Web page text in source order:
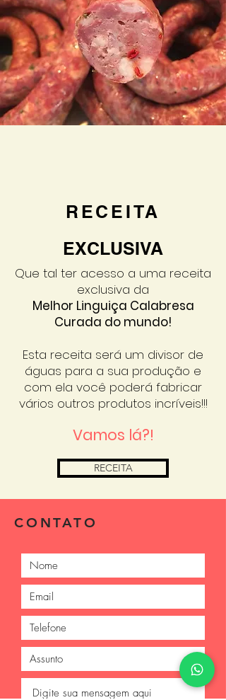
RECEITA
EXCLUSIVA
Que tal ter acesso a uma receita
exclusiva da
Melhor Linguiça Calabresa
Curada do mundo!
Esta receita será um divisor de
águas para a sua produção e
com ela você poderá fabricar
vários outros produtos incríveis!!!
Vamos lá?!
RECEITA
CONTATO